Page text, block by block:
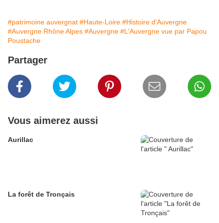
#patrimoine auvergnat #Haute-Loire #Histoire d'Auvergne
#Auvergne Rhône Alpes #Auvergne #L'Auvergne vue par Papou
Poustache
Partager
Vous aimerez aussi
Aurillac
La forêt de Tronçais